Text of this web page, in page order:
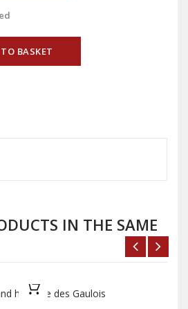
BASKET
IN THE SAME